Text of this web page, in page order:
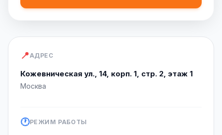
📍АДРЕС
Кожевническая ул., 14, корп. 1, стр. 2, этаж 1
Москва
🕐РЕЖИМ РАБОТЫ